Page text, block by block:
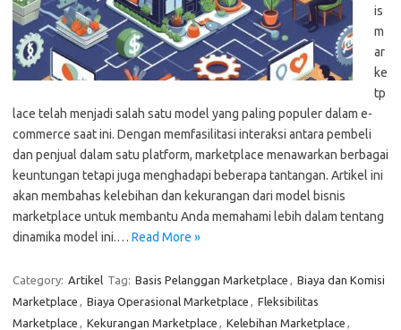
is
m
ar
ke
tp
lace telah menjadi salah satu model yang paling populer dalam e-
commerce saat ini. Dengan memfasilitasi interaksi antara pembeli
dan penjual dalam satu platform, marketplace menawarkan berbagai
keuntungan tetapi juga menghadapi beberapa tantangan. Artikel ini
akan membahas kelebihan dan kekurangan dari model bisnis
marketplace untuk membantu Anda memahami lebih dalam tentang
dinamika model ini.… Read More »
Category: Artikel Tag: Basis Pelanggan Marketplace , Biaya dan Komisi
Marketplace , Biaya Operasional Marketplace , Fleksibilitas
Marketplace , Kekurangan Marketplace , Kelebihan Marketplace ,